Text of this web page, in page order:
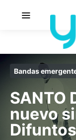
Bandas
SANTO
nuevo